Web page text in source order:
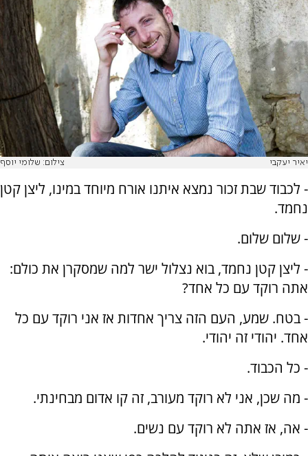
יאיר יעקבי צילום: שלומי יוסף
- לכבוד שבת זכור נמצא איתנו אורח מיוחד במינו, ליצן קטן
נחמד.
- שלום שלום.
- ליצן קטן נחמד, בוא נצלול ישר למה שמסקרן את כולם:
אתה רוקד עם כל אחד?
- בטח. שמע, העם הזה צריך אחדות אז אני רוקד עם כל
אחד. יהודי זה יהודי.
- כל הכבוד.
- מה שכן, אני לא רוקד מעורב, זה קו אדום מבחינתי.
- אה, אז אתה לא רוקד עם נשים.